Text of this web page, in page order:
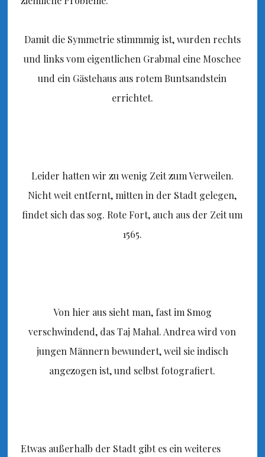
Damit die Symmetrie stimmmig ist, wurden rechts
und links vom eigentlichen Grabmal eine Moschee
und ein Gästehaus aus rotem Buntsandstein
errichtet.
Leider hatten wir zu wenig Zeit zum Verweilen.
Nicht weit entfernt, mitten in der Stadt gelegen,
findet sich das sog. Rote Fort, auch aus der Zeit um
1565.
Von hier aus sieht man, fast im Smog
verschwindend, das Taj Mahal. Andrea wird von
jungen Männern bewundert, weil sie indisch
angezogen ist, und selbst fotografiert.
Etwas außerhalb der Stadt gibt es ein weiteres